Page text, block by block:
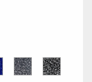
Paillettes
Bleu
Gris
PailletéNoires